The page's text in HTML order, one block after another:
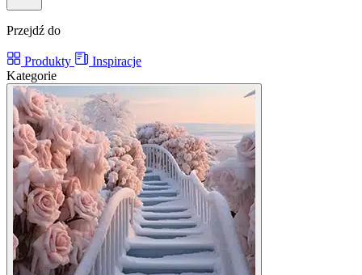
Przejdź do
Produkty
Inspiracje
Kategorie